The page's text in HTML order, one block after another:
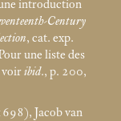
introduction
Century
, cat. exp.
une liste des
voiribid., p. 200,
Jacob van